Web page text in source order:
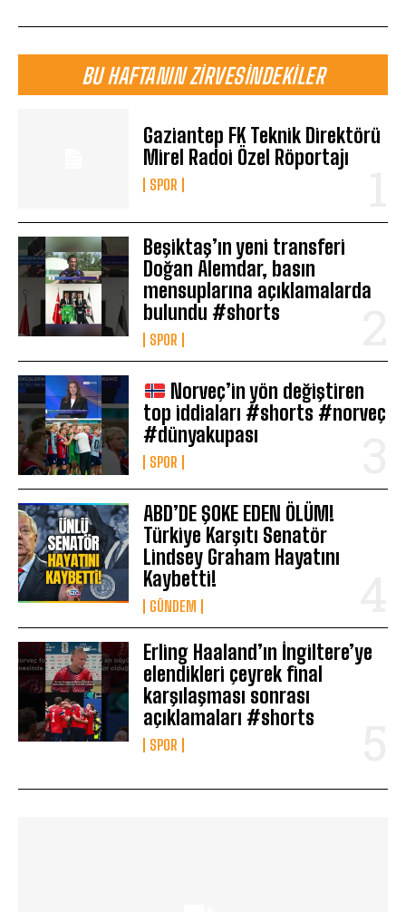
BU HAFTANIN ZIRVESINDEKILER
Gaziantep FK Teknik Direktörü
Mirel Radoi Özel Röportajı
SPOR
Beşiktaş’ın yeni transferi
Doğan Alemdar, basın
mensuplarına açıklamalarda
bulundu #shorts
SPOR
Norveç’in yön değiştiren
top iddiaları #shorts #norveç
#dünyakupası
SPOR
ABD’DE ŞOKE EDEN ÖLÜM!
Türkiye Karşıtı Senatör
Lindsey Graham Hayatını
Kaybetti!
GÜNDEM
Erling Haaland’ın İngiltere’ye
elendikleri çeyrek final
karşılaşması sonrası
açıklamaları #shorts
SPOR